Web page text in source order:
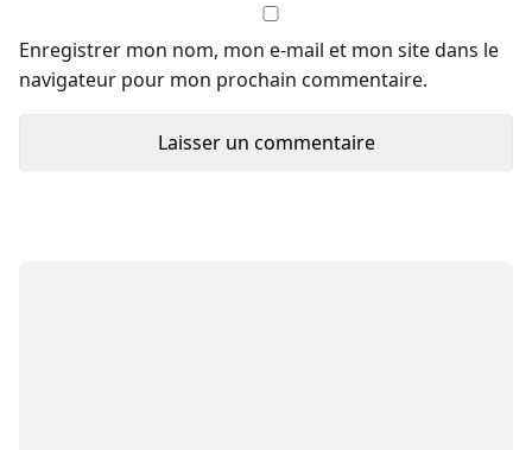
Enregistrer mon nom, mon e-mail et mon site dans le
navigateur pour mon prochain commentaire.